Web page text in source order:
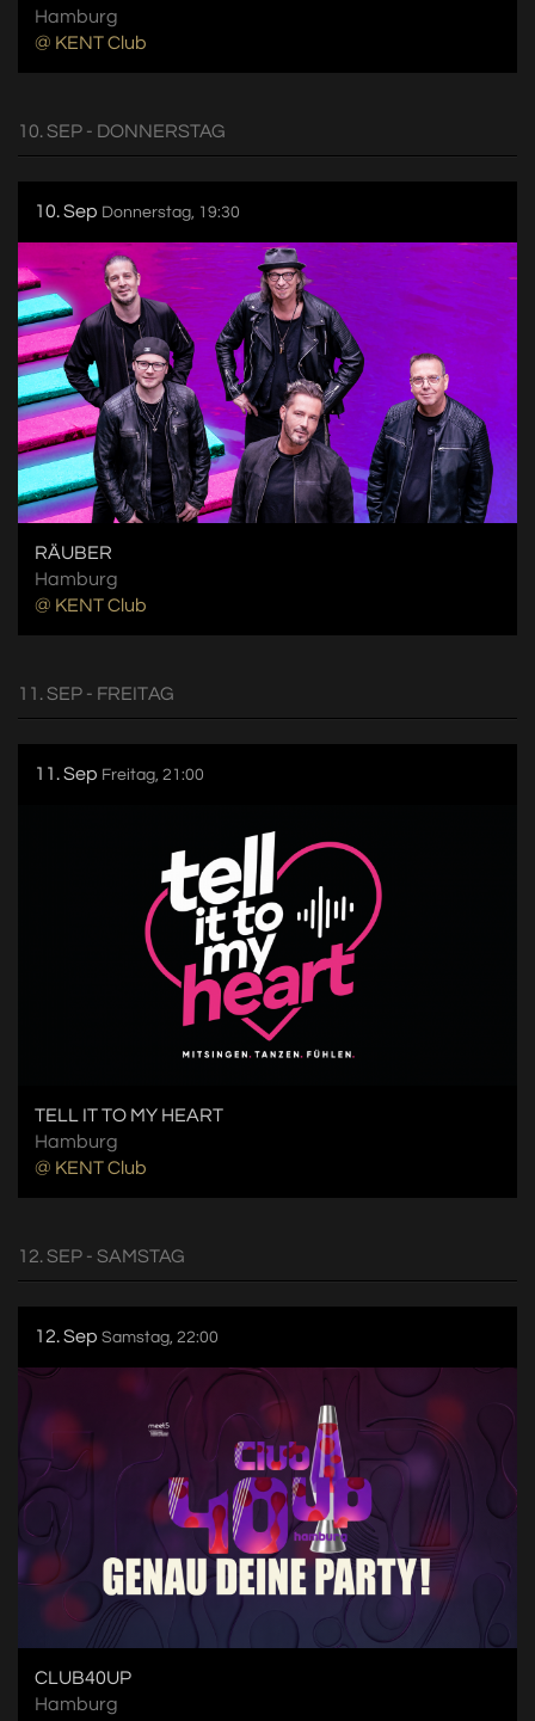
Hamburg
@ KENT Club
10. SEP - DONNERSTAG
10. Sep Donnerstag, 19:30
RÄUBER
Hamburg
@ KENT Club
11. SEP - FREITAG
11. Sep Freitag, 21:00
TELL IT TO MY HEART
Hamburg
@ KENT Club
12. SEP - SAMSTAG
12. Sep Samstag, 22:00
CLUB40UP
Hamburg